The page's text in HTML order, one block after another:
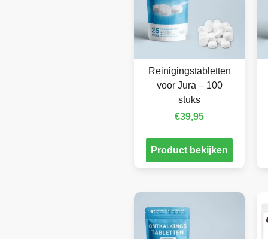
Reinigingstabletten
voor Jura – 100
stuks
€39,95
Product bekijken